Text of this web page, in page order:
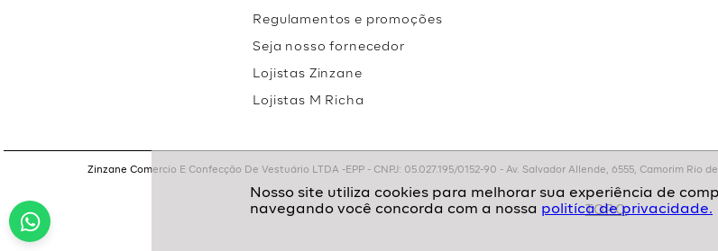
politíca de privacidade.
Regulamentos e promoções
Seja nosso fornecedor
Lojistas Zinzane
Lojistas M Richa
Zinzane Comercio E Confecção De Vestuário LTDA -EPP - CNPJ: 05.027.195/0152-90 - Av. Salvador Allende, 6555, Camorim Rio
TOPO